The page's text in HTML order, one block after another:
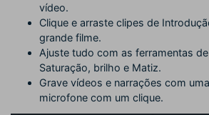
vídeo.
Clique e arraste clipes de
grande filme.
Ajuste tudo com as ferramentas
Saturação, brilho e Matiz.
Grave vídeos e narrações com
microfone com um clique.